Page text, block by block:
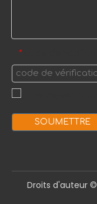
*
SOUMETTRE
Droits d'auteur ©️